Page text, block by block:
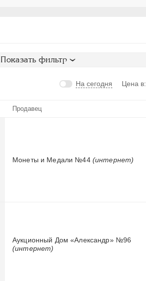
Показать фильтр
На сегодня Цена в:
Продавец
Монеты и Медали №44 (интернет)
Аукционный Дом «Александр» №96
(интернет)